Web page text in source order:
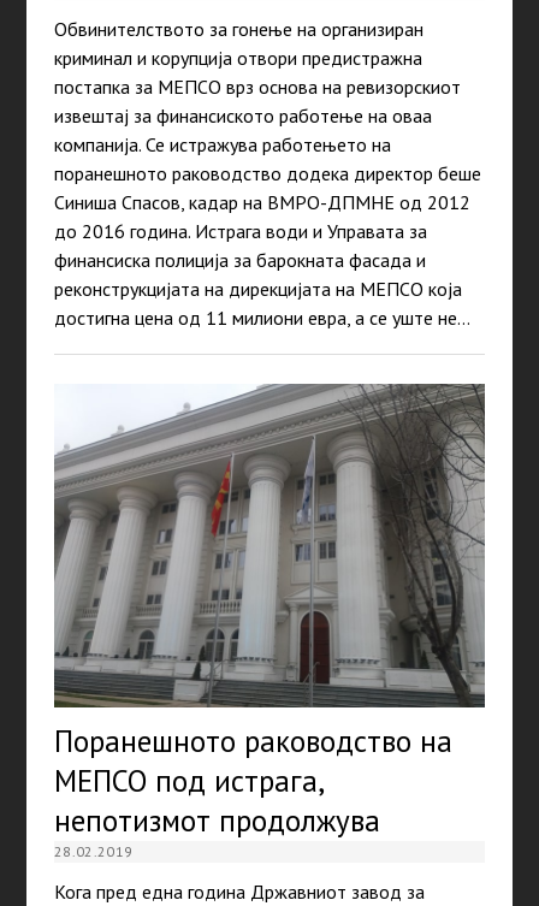
Обвинителството за гонење на организиран
криминал и корупција отвори предистражна
постапка за МЕПСО врз основа на ревизорскиот
извештај за финансиското работење на оваа
компанија. Се истражува работењето на
поранешното раководство додека директор беше
Синиша Спасов, кадар на ВМРО-ДПМНЕ од 2012
до 2016 година. Истрага води и Управата за
финансиска полиција за барокната фасада и
реконструкцијата на дирекцијата на МЕПСО која
достигна цена од 11 милиони евра, а се уште не…
Поранешното раководство на
МЕПСО под истрага,
непотизмот продолжува
28.02.2019
Кога пред една година Државниот завод за